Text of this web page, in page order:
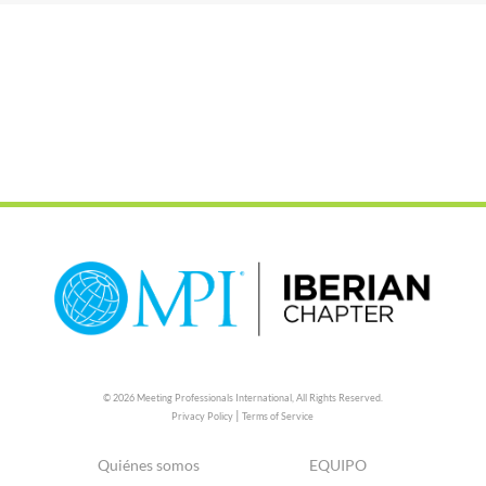
© 2026 Meeting Professionals International, All Rights Reserved.
Privacy Policy |Terms of Service
Quiénes somos EQUIPO